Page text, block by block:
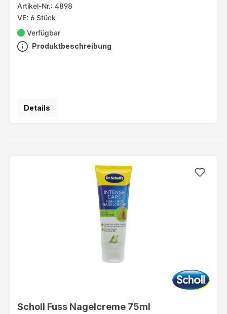
Artikel-Nr.: 4898
VE: 6 Stück
Verfügbar
Produktbeschreibung
Details
Scholl Fuss Nagelcreme 75ml